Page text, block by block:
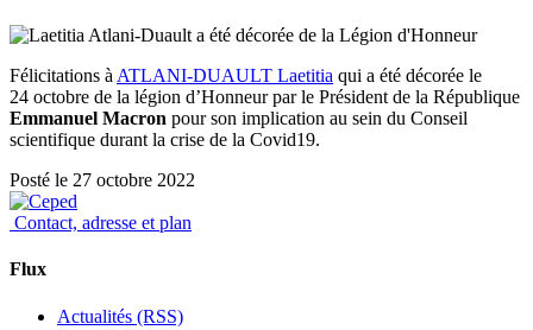
Félicitations à ATLANI-DUAULT Laetitia qui a été décorée le
24 octobre de la légion d’Honneur par le Président de la République
Emmanuel Macron pour son implication au sein du Conseil
scientifique durant la crise de la Covid19.
Posté le 27 octobre 2022
Contact, adresse et plan
Flux
Actualités (RSS)